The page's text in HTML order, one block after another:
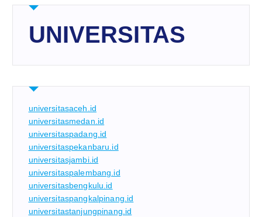
UNIVERSITAS
universitasaceh.id
universitasmedan.id
universitaspadang.id
universitaspekanbaru.id
universitasjambi.id
universitaspalembang.id
universitasbengkulu.id
universitaspangkalpinang.id
universitastanjungpinang.id